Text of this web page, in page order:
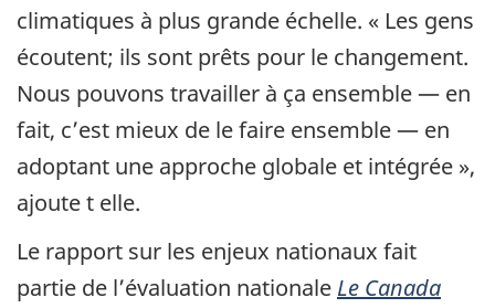
climatiques à plus grande échelle. « Les gens
écoutent; ils sont prêts pour le changement.
Nous pouvons travailler à ça ensemble — en
fait, c’est mieux de le faire ensemble — en
adoptant une approche globale et intégrée »,
ajoute t elle.
Le rapport sur les enjeux nationaux fait
partie de l’évaluation nationale Le Canada